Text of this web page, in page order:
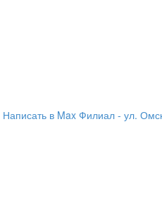
Написать в Max Филиал - ул.